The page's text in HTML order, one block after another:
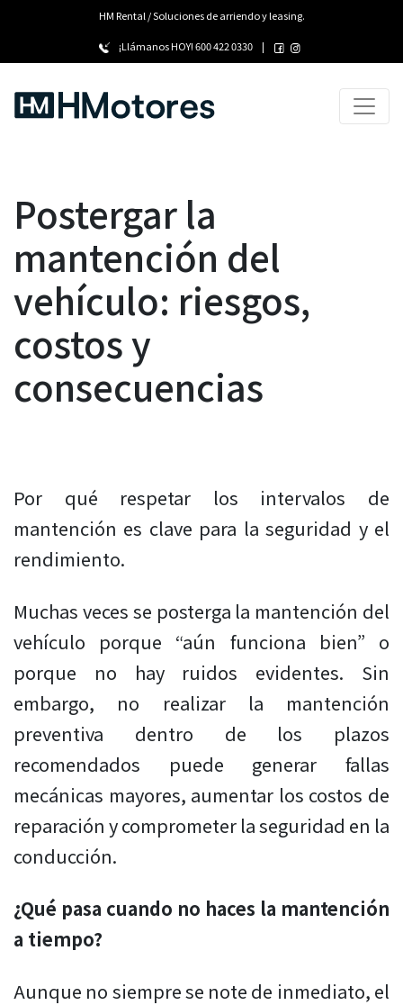
HM Rental / Soluciones de arriendo y leasing.
¡Llámanos HOY!600 422 0330 |
Postergar la
mantención del
vehículo: riesgos,
costos y
consecuencias
Por qué respetar los intervalos de
mantención es clave para la seguridad y el
rendimiento.
Muchas veces se posterga la mantención del
vehículo porque “aún funciona bien” o
porque no hay ruidos evidentes. Sin
embargo, no realizar la mantención
preventiva dentro de los plazos
recomendados puede generar fallas
mecánicas mayores, aumentar los costos de
reparación y comprometer la seguridad en la
conducción.
¿Qué pasa cuando no haces la mantención
a tiempo?
Aunque no siempre se note de inmediato, el